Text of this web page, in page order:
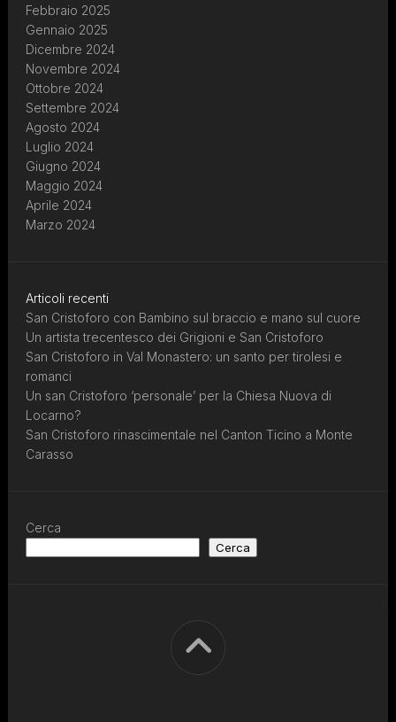
Febbraio 2025
Gennaio 2025
Dicembre 2024
Novembre 2024
Ottobre 2024
Settembre 2024
Agosto 2024
Luglio 2024
Giugno 2024
Maggio 2024
Aprile 2024
Marzo 2024
Articoli recenti
San Cristoforo con Bambino sul braccio e mano sul cuore
Un artista trecentesco dei Grigioni e San Cristoforo
San Cristoforo in Val Monastero: un santo per tirolesi e
romanci
Un san Cristoforo ‘personale’ per la Chiesa Nuova di
Locarno?
San Cristoforo rinascimentale nel Canton Ticino a Monte
Carasso
Cerca
Cerca